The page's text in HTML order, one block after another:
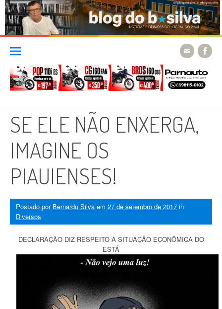
Skip
content
SE ELE NÃO ENXERGA,
IMAGINE OS
PIAUIENSES!
Postado por Bernardo Silva em 27 de setembro de 2017 in
Diversos
DECLARAÇÃO DIZ RESPEITO À SITUAÇÃO ECONÔMICA DO
ESTÁ